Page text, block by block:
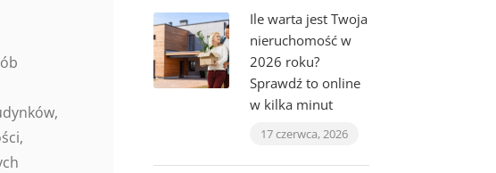
Ile warta jest Twoja
nieruchomość w
2026 roku?
Sprawdź to online
w kilka minut
17 czerwca, 2026